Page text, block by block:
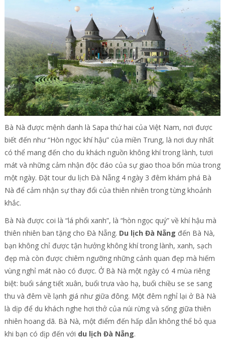
Bà Nà được mệnh danh là Sapa thứ hai của Việt Nam, nơi được
biết đến như “Hòn ngọc khí hậu” của miền Trung, là nơi duy nhất
có thể mang đến cho du khách nguồn không khí trong lành, tươi
mát và những cảm nhận độc đáo của sự giao thoa bốn mùa trong
một ngày. Đặt tour du lịch Đà Nẵng 4 ngày 3 đêm khám phá Bà
Nà để cảm nhận sự thay đổi của thiên nhiên trong từng khoảnh
khắc.
Bà Nà được coi là “lá phổi xanh”, là “hòn ngọc quý” về khí hậu mà
thiên nhiên ban tặng cho Đà Nẵng. Du lịch Đà Nẵng đến Bà Nà,
bạn không chỉ được tận hưởng không khí trong lành, xanh, sạch
đẹp mà còn được chiêm ngưỡng những cảnh quan đẹp mà hiếm
vùng nghỉ mát nào có được. Ở Bà Nà một ngày có 4 mùa riêng
biệt: buổi sáng tiết xuân, buổi trưa vào hạ, buổi chiều se se sang
thu và đêm về lạnh giá như giữa đông. Một đêm nghỉ lại ở Bà Nà
là dịp để du khách nghe hơi thở của núi rừng và sống giữa thiên
nhiên hoang dã. Bà Nà, một điểm đến hấp dẫn không thể bỏ qua
khi bạn có dịp đến với du lịch Đà Nẵng.